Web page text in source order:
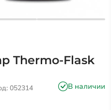
Thermo-Flask
052314 В наличии